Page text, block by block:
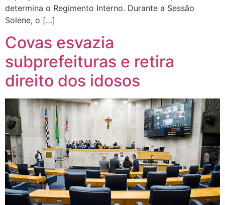
determina o Regimento Interno. Durante a Sessão
Solene, o […]
Covas esvazia
subprefeituras e retira
direito dos idosos